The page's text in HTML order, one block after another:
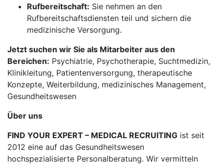
Rufbereitschaft: Sie nehmen an den
Rufbereitschaftsdiensten teil und sichern die
medizinische Versorgung.
Jetzt suchen wir Sie als Mitarbeiter aus den
Bereichen: Psychiatrie, Psychotherapie, Suchtmedizin,
Klinikleitung, Patientenversorgung, therapeutische
Konzepte, Weiterbildung, medizinisches Management,
Gesundheitswesen
Über uns
FIND YOUR EXPERT – MEDICAL RECRUITING ist seit
2012 eine auf das Gesundheitswesen
hochspezialisierte Personalberatung. Wir vermitteln